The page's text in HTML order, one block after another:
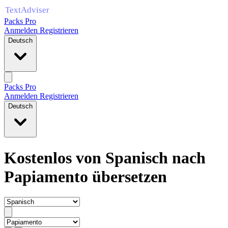
Packs Pro
Anmelden Registrieren
Deutsch
Packs Pro
Anmelden Registrieren
Deutsch
Kostenlos von Spanisch nach
Papiamento übersetzen